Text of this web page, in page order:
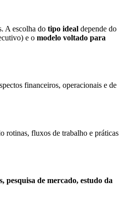
A escolha do tipo ideal depende do
e o modelo voltado para
financeiros, operacionais e de
rotinas, fluxos de trabalho e práticas
pesquisa de mercado, estudo da